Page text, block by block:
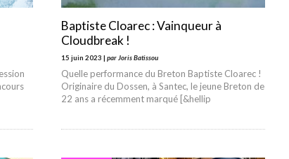
Baptiste Cloarec : Vainqueur à
Cloudbreak !
15 juin 2023 | par Joris Batissou
Quelle performance du Breton Baptiste Cloarec !
Originaire du Dossen, à Santec, le jeune Breton de
22 ans a récemment marqué [&hellip